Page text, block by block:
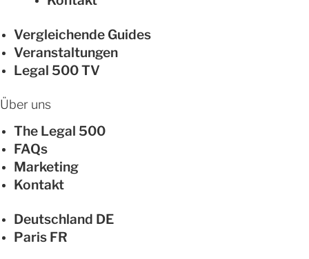
Vergleichende Guides
Veranstaltungen
Legal 500 TV
Über uns
The Legal 500
FAQs
Marketing
Kontakt
Deutschland DE
Paris FR